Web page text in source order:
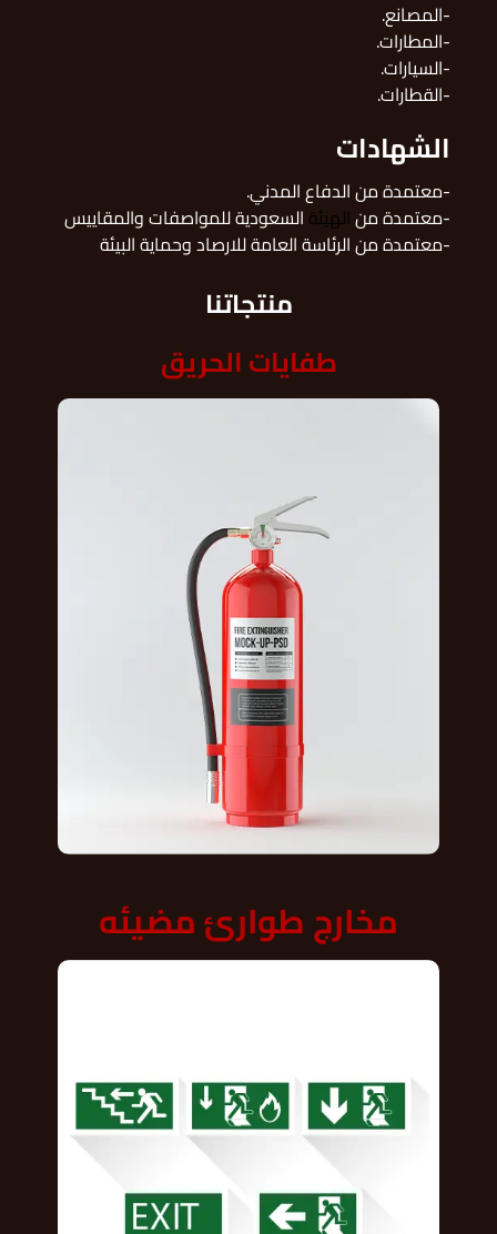
-المصانع.
-المطارات.
-السيارات.
-القطارات.
الشهادات
-معتمدة من الدفاع المدني.
-معتمدة منالهيئة السعودية للمواصفات والمقاييس
-معتمدة من الرئاسة العامة للارصاد وحماية البيئة
منتجاتنا
طفايات الحريق
مخارج طوارئ مضيئه